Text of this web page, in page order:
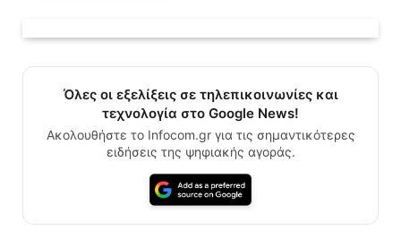
Όλες οι εξελίξεις σε τηλεπικοινωνίες και
τεχνολογία στο Google News!
Ακολουθήστε το Infocom.gr για τις σημαντικότερες
ειδήσεις της ψηφιακής αγοράς.